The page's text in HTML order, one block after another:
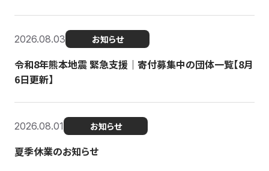
2026.08.03 お知らせ
令和8年熊本地震 緊急支援｜寄付募集中の団体一覧【8月
6日更新】
2026.08.01 お知らせ
夏季休業のお知らせ